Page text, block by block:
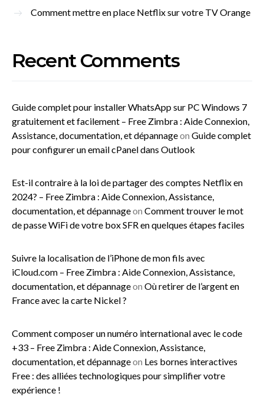
Comment mettre en place Netflix sur votre TV Orange
Recent Comments
Guide complet pour installer WhatsApp sur PC Windows 7
gratuitement et facilement – Free Zimbra : Aide Connexion,
Assistance, documentation, et dépannageon Guide complet
pour configurer un email cPanel dans Outlook
Est-il contraire à la loi de partager des comptes Netflix en
2024? – Free Zimbra : Aide Connexion, Assistance,
documentation, et dépannageon Comment trouver le mot
de passe WiFi de votre box SFR en quelques étapes faciles
Suivre la localisation de l’iPhone de mon fils avec
iCloud.com – Free Zimbra : Aide Connexion, Assistance,
documentation, et dépannageon Où retirer de l’argent en
France avec la carte Nickel ?
Comment composer un numéro international avec le code
+33 – Free Zimbra : Aide Connexion, Assistance,
documentation, et dépannageon Les bornes interactives
Free : des alliées technologiques pour simplifier votre
expérience !